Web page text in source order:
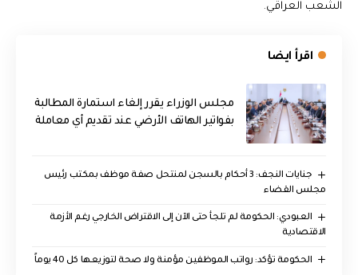
الشعب العراقي.
اقرأ ايضا
مجلس الوزراء يقرر إلغاء استمارة المطالبة
بفواتير الهاتف الأرضي عند تقديم أي معاملة
جنايات النجف: 3 أحكام بالسجن لمنتحل صفة موظف بمكتب رئيس
مجلس القضاء
العبودي: الحكومة لم تلجأ حتى الآن إلى الاقتراض الخارجي رغم الأزمة
الاقتصادية
الحكومة تؤكد: رواتب الموظفين مؤمنة ولا صحة لتوزيعها كل 40 يوماً